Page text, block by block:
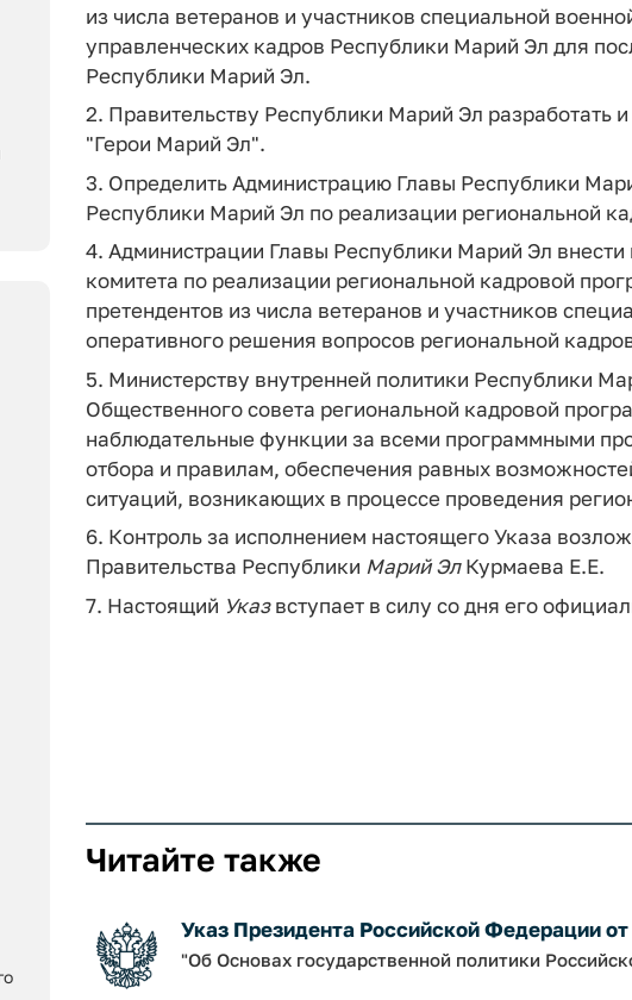
из числа ветеранов и участников специальной
управленческих кадров Республики Марий Эл для
Республики Марий Эл.
2. Правительству Республики Марий Эл разработать
"Герои Марий Эл".
3. Определить Администрацию Главы Республики
Республики Марий Эл по реализации региональной
4. Администрации Главы Республики Марий Эл
комитета по реализации региональной кадровой
претендентов из числа ветеранов и участников
оперативного решения вопросов региональной
5. Министерству внутренней политики Республики
Общественного совета региональной кадровой
наблюдательные функции за всеми программными
отбора и правилам, обеспечения равных
ситуаций, возникающих в процессе проведения
6. Контроль за исполнением настоящего Указа
Правительства Республики Марий ЭлКурмаева Е.Е.
7. Настоящий Указвступает в силу со дня его
Читайте также
Указ Президента Российской Федерации
"Об Основах государственной политики